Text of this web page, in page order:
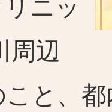
ニッ
周辺
と、